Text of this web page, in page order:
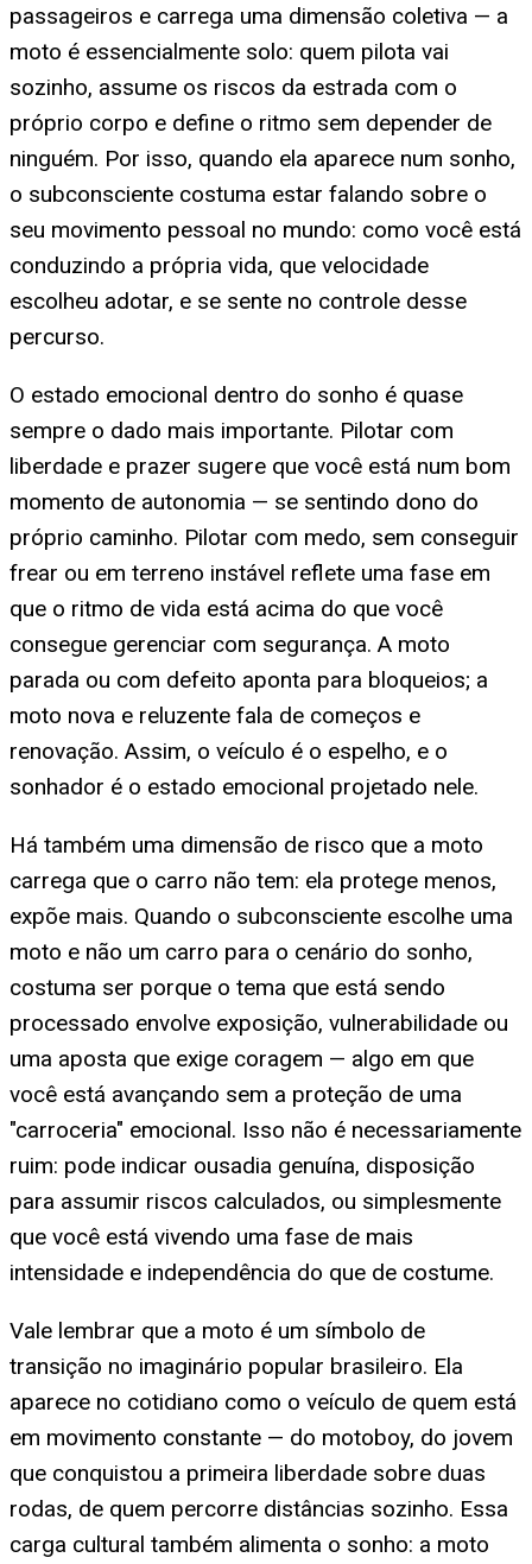
passageiros e carrega uma dimensão coletiva — a
moto é essencialmente solo: quem pilota vai
sozinho, assume os riscos da estrada com o
próprio corpo e define o ritmo sem depender de
ninguém. Por isso, quando ela aparece num sonho,
o subconsciente costuma estar falando sobre o
seu movimento pessoal no mundo: como você está
conduzindo a própria vida, que velocidade
escolheu adotar, e se sente no controle desse
percurso.
O estado emocional dentro do sonho é quase
sempre o dado mais importante. Pilotar com
liberdade e prazer sugere que você está num bom
momento de autonomia — se sentindo dono do
próprio caminho. Pilotar com medo, sem conseguir
frear ou em terreno instável reflete uma fase em
que o ritmo de vida está acima do que você
consegue gerenciar com segurança. A moto
parada ou com defeito aponta para bloqueios; a
moto nova e reluzente fala de começos e
renovação. Assim, o veículo é o espelho, e o
sonhador é o estado emocional projetado nele.
Há também uma dimensão de risco que a moto
carrega que o carro não tem: ela protege menos,
expõe mais. Quando o subconsciente escolhe uma
moto e não um carro para o cenário do sonho,
costuma ser porque o tema que está sendo
processado envolve exposição, vulnerabilidade ou
uma aposta que exige coragem — algo em que
você está avançando sem a proteção de uma
"carroceria" emocional. Isso não é necessariamente
ruim: pode indicar ousadia genuína, disposição
para assumir riscos calculados, ou simplesmente
que você está vivendo uma fase de mais
intensidade e independência do que de costume.
Vale lembrar que a moto é um símbolo de
transição no imaginário popular brasileiro. Ela
aparece no cotidiano como o veículo de quem está
em movimento constante — do motoboy, do jovem
que conquistou a primeira liberdade sobre duas
rodas, de quem percorre distâncias sozinho. Essa
carga cultural também alimenta o sonho: a moto